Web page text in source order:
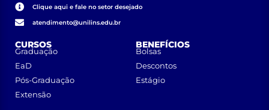
Clique aqui e fale no setor desejado
atendimento@unilins.edu.br
CURSOS
Graduação
EaD
Pós-Graduação
Extensão
BENEFÍCIOS
Bolsas
Descontos
Estágio